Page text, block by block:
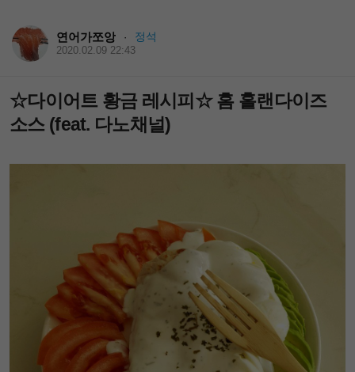
연어가쪼앙 · 정석
2020.02.09 22:43
☆다이어트 황금 레시피☆ 홈 홀랜다이즈
소스 (feat. 다노채널)